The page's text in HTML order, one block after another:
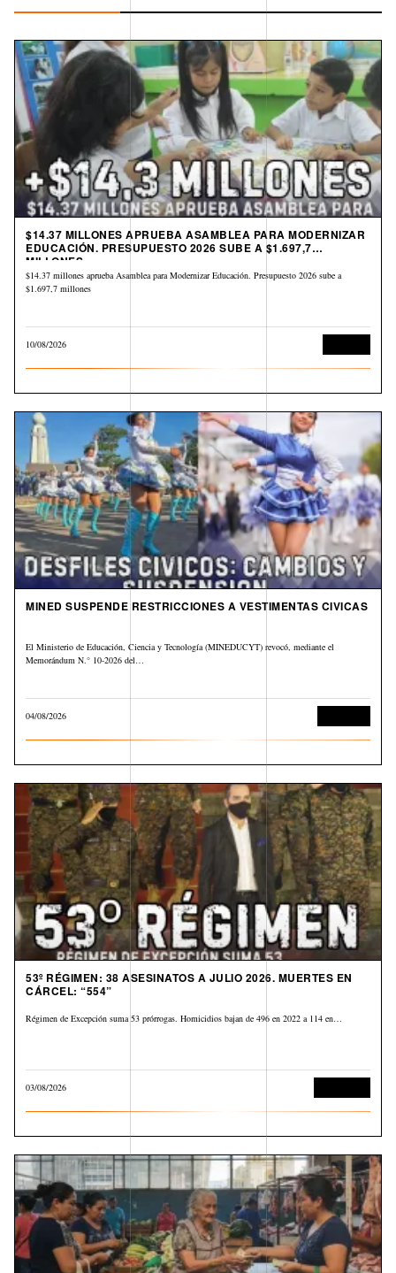
$14.37 MILLONES APRUEBA ASAMBLEA PARA MODERNIZAR
EDUCACIÓN. PRESUPUESTO 2026 SUBE A $1.697,7
MILLONES
$14.37 millones aprueba Asamblea para Modernizar Educación. Presupuesto 2026 sube a
$1.697,7 millones
10/08/2026
MINED SUSPENDE RESTRICCIONES A VESTIMENTAS CIVICAS
El Ministerio de Educación, Ciencia y Tecnología (MINEDUCYT) revocó, mediante el
Memorándum N.° 10-2026 del…
04/08/2026
53º RÉGIMEN: 38 ASESINATOS A JULIO 2026. MUERTES EN
CÁRCEL: “554”
Régimen de Excepción suma 53 prórrogas. Homicidios bajan de 496 en 2022 a 114 en…
03/08/2026